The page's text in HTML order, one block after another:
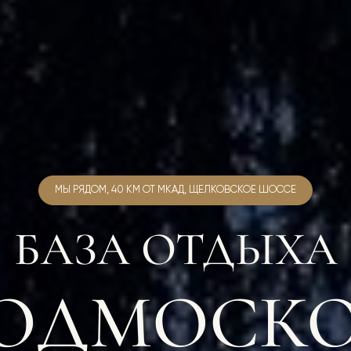
МЫ РЯДОМ, 40 КМ ОТ МКАД, ЩЕЛКОВСКОЕ ШОССЕ
БАЗА ОТДЫХА